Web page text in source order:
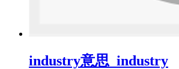
industry意思_industry